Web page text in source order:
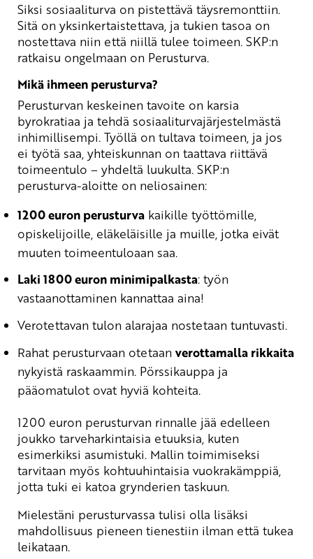
Siksi sosiaaliturva on pistettävä täysremonttiin.
Sitä on yksinkertaistettava, ja tukien tasoa on
nostettava niin että niillä tulee toimeen. SKP:n
ratkaisu ongelmaan on Perusturva.
Mikä ihmeen perusturva?
Perusturvan keskeinen tavoite on karsia
byrokratiaa ja tehdä sosiaaliturvajärjestelmästä
inhimillisempi. Työllä on tultava toimeen, ja jos
ei työtä saa, yhteiskunnan on taattava riittävä
toimeentulo – yhdeltä luukulta. SKP:n
perusturva-aloitte on neliosainen:
1200 euron perusturva kaikille työttömille,
opiskelijoille, eläkeläisille ja muille, jotka eivät
muuten toimeentuloaan saa.
Laki 1800 euron minimipalkasta: työn
vastaanottaminen kannattaa aina!
Verotettavan tulon alarajaa nostetaan tuntuvasti.
Rahat perusturvaan otetaan verottamalla rikkaita
nykyistä raskaammin. Pörssikauppa ja
pääomatulot ovat hyviä kohteita.
1200 euron perusturvan rinnalle jää edelleen
joukko tarveharkintaisia etuuksia, kuten
esimerkiksi asumistuki. Mallin toimimiseksi
tarvitaan myös kohtuuhintaisia vuokrakämppiä,
jotta tuki ei katoa grynderien taskuun.
Mielestäni perusturvassa tulisi olla lisäksi
mahdollisuus pieneen tienestiin ilman että tukea
leikataan.